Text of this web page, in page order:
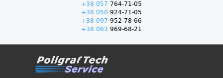
+38 057 764-71-05
+38 050 924-71-05
+38 097 952-78-66
+38 063 969-68-21